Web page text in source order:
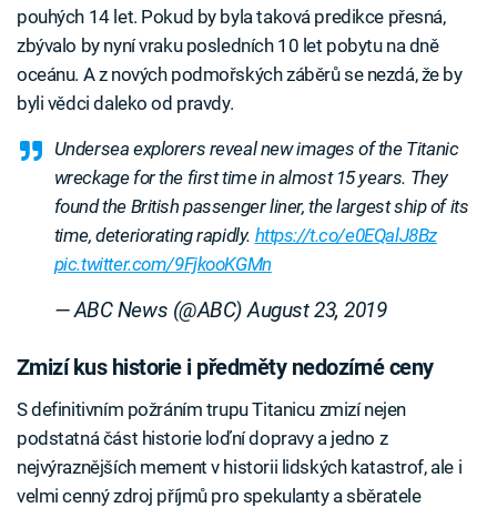
pouhých 14 let. Pokud by byla taková predikce přesná,
zbývalo by nyní vraku posledních 10 let pobytu na dně
oceánu. A z nových podmořských záběrů se nezdá, že by
byli vědci daleko od pravdy.
Undersea explorers reveal new images of the Titanic
wreckage for the first time in almost 15 years. They
found the British passenger liner, the largest ship of its
time, deteriorating rapidly. https://t.co/e0EQalJ8Bz
pic.twitter.com/9FjkooKGMn
— ABC News (@ABC)August 23, 2019
Zmizí kus historie i předměty nedozírné ceny
S definitivním požráním trupu Titanicu zmizí nejen
podstatná část historie loďní dopravy a jedno z
nejvýraznějších mement v historii lidských katastrof, ale i
velmi cenný zdroj příjmů pro spekulanty a sběratele